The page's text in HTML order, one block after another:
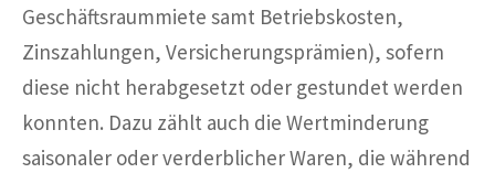
Geschäftsraummiete samt Betriebskosten,
Zinszahlungen, Versicherungsprämien), sofern
diese nicht herabgesetzt oder gestundet werden
konnten. Dazu zählt auch die Wertminderung
saisonaler oder verderblicher Waren, die während